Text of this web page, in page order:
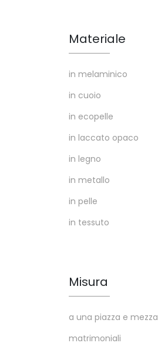
Materiale
in melaminico
in cuoio
in ecopelle
in laccato opaco
in legno
in metallo
in pelle
in tessuto
Misura
a una piazza e mezza
matrimoniali